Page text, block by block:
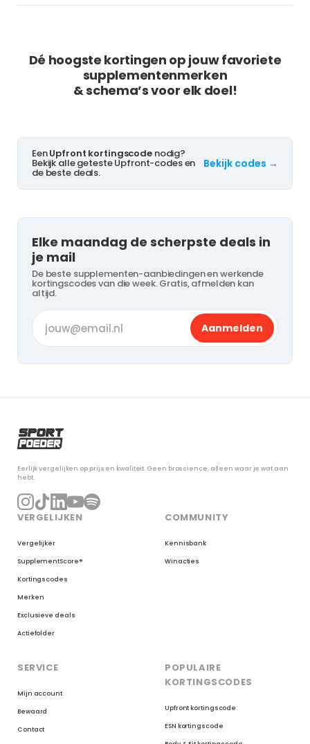
Dé hoogste kortingen op jouw favoriete
supplementenmerken
& schema’s voor elk doel!
EenUpfront kortingscodenodig?
Bekijk alle geteste Upfront-codes en
de beste deals.
Bekijk codes →
Elke maandag de scherpste deals in
je mail
De beste supplementen-aanbiedingen en werkende
kortingscodes van die week. Gratis, afmelden kan
altijd.
Aanmelden
Eerlijk vergelijken op prijs en kwaliteit. Geen broscience, alleen waar je wat aan
hebt.
VERGELIJKEN
Vergelijker
SupplementScore®
Kortingscodes
Merken
Exclusieve deals
Actiefolder
COMMUNITY
Kennisbank
Winacties
SERVICE
Mijn account
Bewaard
Contact
POPULAIRE
KORTINGSCODES
Upfront kortingscode
ESN kortingscode